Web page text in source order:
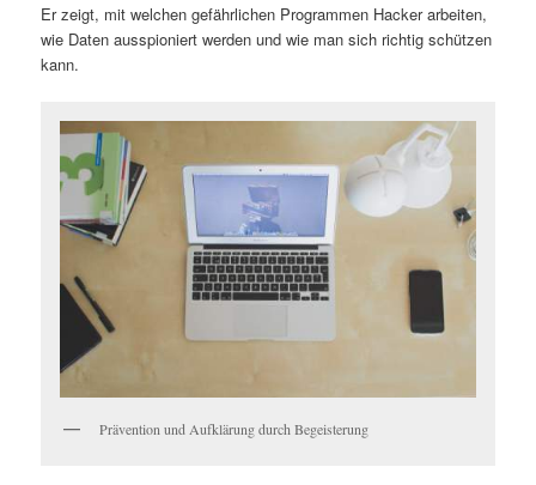
Er zeigt, mit welchen gefährlichen Programmen Hacker arbeiten,
wie Daten ausspioniert werden und wie man sich richtig schützen
kann.
Prävention und Aufklärung durch Begeisterung